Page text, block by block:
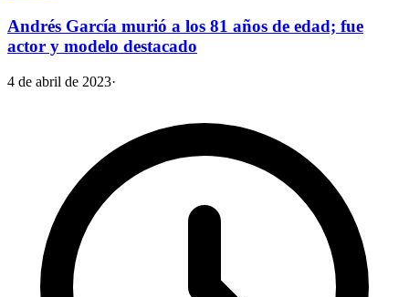
Andrés García murió a los 81 años de edad; fue
actor y modelo destacado
4 de abril de 2023·